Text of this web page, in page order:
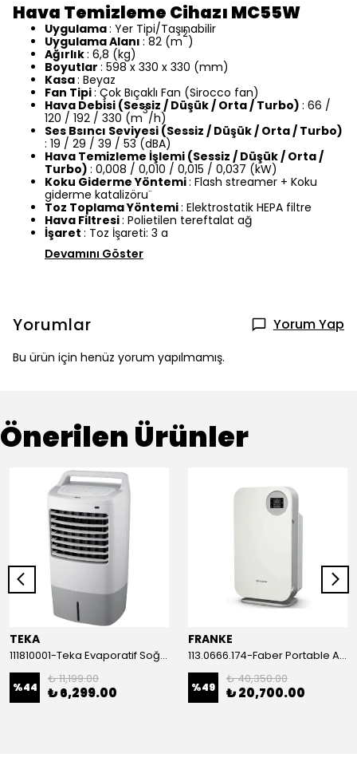
Hava Temizleme Cihazı MC55W
Uygulama: Yer Tipi/Taşınabilir
Uygulama Alanı : 82 (m
2
)
Ağırlık: 6,8 (kg)
Boyutlar : 598 x 330 x 330 (mm)
Kasa: Beyaz
Fan Tipi: Çok Bıçaklı Fan (Sirocco fan)
Hava Debisi (Sessiz / Düşük / Orta / Turbo) : 66 /
120 / 192 / 330 (m
3
/h)
Ses Bsıncı Seviyesi (Sessiz / Düşük / Orta / Turbo)
: 19 / 29 / 39 / 53 (dBA)
Hava Temizleme İşlemi (Sessiz / Düşük / Orta /
Turbo) : 0,008 / 0,010 / 0,015 / 0,037 (kW)
Koku Giderme Yöntemi: Flash streamer + Koku
giderme katalizöru¨
Toz Toplama Yöntemi: Elektrostatik HEPA filtre
Hava Filtresi: Polietilen tereftalat ağ
İşaret : Toz İşareti: 3 a
Devamını Göster
Yorumlar Yorum Yap
Bu ürün için henüz yorum yapılmamış.
Önerilen Ürünler
TEKA
111810001-Teka Evaporatif Soğutucu TAS 10 EPW
%44
₺ 11,199.00
₺ 6,299.00
FRANKE
113.0666.174-Faber Portable Air Hub Mat Beyaz
%49
₺ 40,350.00
₺ 20,700.00